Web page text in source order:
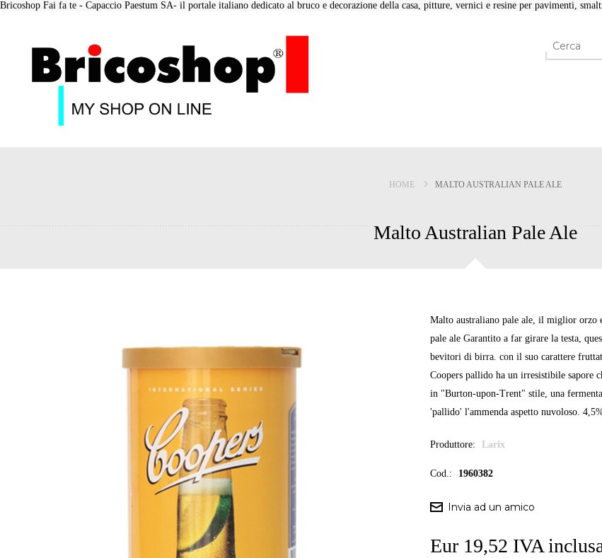
Bricoshop Fai fa te - Capaccio Paestum SA- il portale italiano dedicato al bruco e decorazione della casa, pitture, vernici e resine per pavimenti,
HOME MALTO AUSTRALIAN PALE ALE
Malto Australian Pale Ale
Malto australiano pale ale, il miglior orzo
pale ale Garantito a far girare la testa,
bevitori di birra. con il suo carattere
Coopers pallido ha un irresistibile sapore
in "Burton-upon-Trent" stile, una
'pallido' l'ammenda aspetto nuvoloso.
Produttore: Larix
Cod.: 1960382
Eur 19,52 IVA